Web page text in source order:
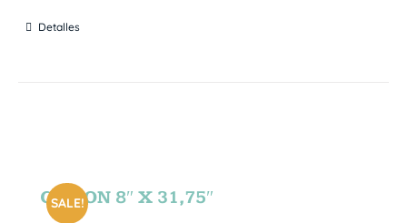
Detalles
SALE!
GIBSON 8″ X 31,75″